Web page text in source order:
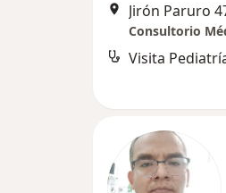
Jirón Paruro
Consultorio
Visita